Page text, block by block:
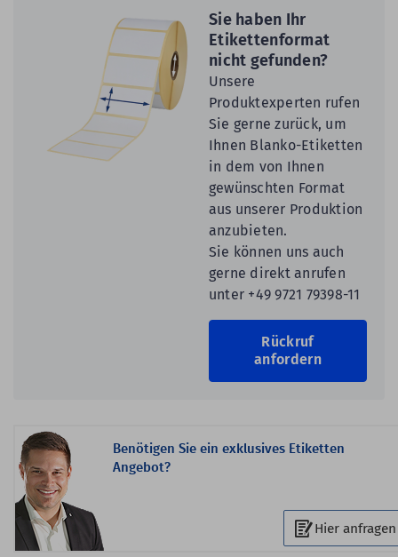
Sie haben Ihr
Etikettenformat
nicht gefunden?
Unsere
Produktexperten rufen
Sie gerne zurück, um
Ihnen Blanko-Etiketten
in dem von Ihnen
gewünschten Format
aus unserer Produktion
anzubieten.
Sie können uns auch
gerne direkt anrufen
unter +49 9721 79398-11
Rückruf
anfordern
Benötigen Sie ein exklusives Etiketten
Angebot?
Hier anfragen